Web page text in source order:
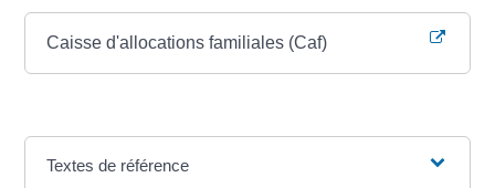
Caisse d'allocations familiales (Caf)
Textes de référence